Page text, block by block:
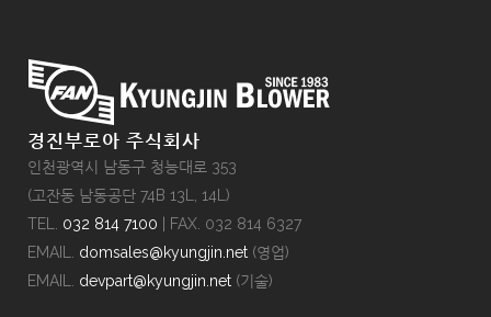
경진부로아 주식회사
인천광역시 남동구 청능대로 353
(고잔동 남동공단 74B 13L, 14L)
TEL. 032 814 7100 | FAX. 032 814 6327
EMAIL. domsales@kyungjin.net (영업)
EMAIL. devpart@kyungjin.net (기술)